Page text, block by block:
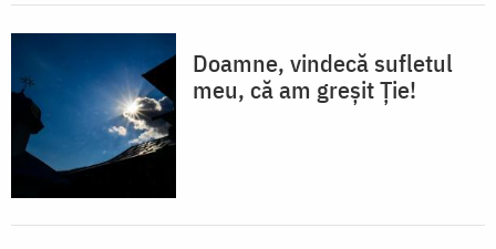
Doamne, vindecă sufletul
meu, că am greșit Ție!